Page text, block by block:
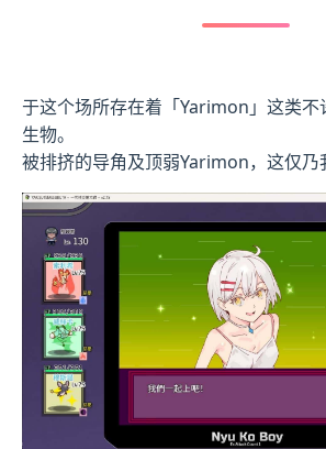
于这个场所存在着「Yarimon」这类不
生物。
被排挤的导角及顶弱Yarimon，这仅乃